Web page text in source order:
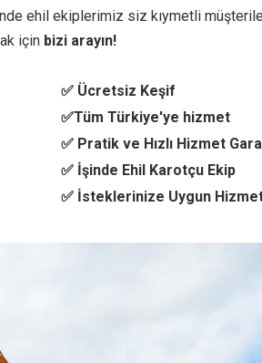
ehil ekiplerimiz siz kıymetli
için bizi arayın!
✅ Ücretsiz Keşif
✅Tüm Türkiye'ye hizmet
✅ Pratik ve Hızlı Hizmet
✅ İşinde Ehil Karotçu Ekip
✅ İsteklerinize Uygun